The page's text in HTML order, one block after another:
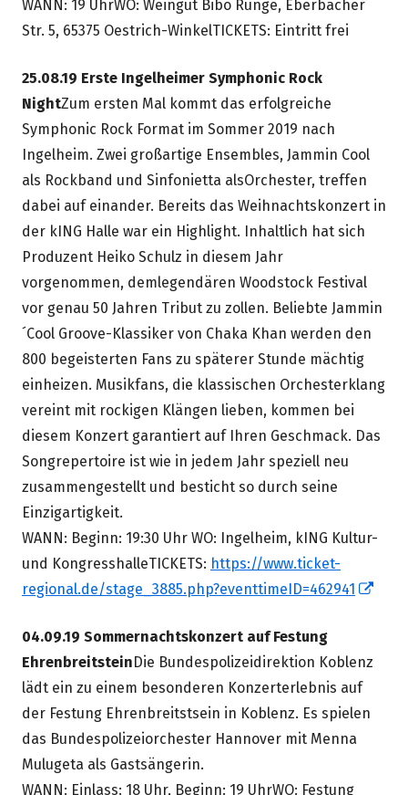
WANN: 19 UhrWO: Weingut Bibo Runge, Eberbacher
Str. 5, 65375 Oestrich-WinkelTICKETS: Eintritt frei
25.08.19 Erste Ingelheimer Symphonic Rock
NightZum ersten Mal kommt das erfolgreiche
Symphonic Rock Format im Sommer 2019 nach
Ingelheim. Zwei großartige Ensembles, Jammin Cool
als Rockband und Sinfonietta alsOrchester, treffen
dabei auf einander. Bereits das Weihnachtskonzert in
der kING Halle war ein Highlight. Inhaltlich hat sich
Produzent Heiko Schulz in diesem Jahr
vorgenommen, demlegendären Woodstock Festival
vor genau 50 Jahren Tribut zu zollen. Beliebte Jammin
´Cool Groove-Klassiker von Chaka Khan werden den
800 begeisterten Fans zu späterer Stunde mächtig
einheizen. Musikfans, die klassischen Orchesterklang
vereint mit rockigen Klängen lieben, kommen bei
diesem Konzert garantiert auf Ihren Geschmack. Das
Songrepertoire ist wie in jedem Jahr speziell neu
zusammengestellt und besticht so durch seine
Einzigartigkeit.
WANN: Beginn: 19:30 Uhr WO: Ingelheim, kING Kultur-
und KongresshalleTICKETS: https://www.ticket-
regional.de/stage_3885.php?eventtimeID=462941
04.09.19 Sommernachtskonzert auf Festung
EhrenbreitsteinDie Bundespolizeidirektion Koblenz
lädt ein zu einem besonderen Konzerterlebnis auf
der Festung Ehrenbreitstsein in Koblenz. Es spielen
das Bundespolizeiorchester Hannover mit Menna
Mulugeta als Gastsängerin.
WANN: Einlass: 18 Uhr, Beginn: 19 UhrWO: Festung